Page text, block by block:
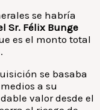
se habría
Sr. Félix Bunge
es el monto total
se basaba
a su
valor desde el